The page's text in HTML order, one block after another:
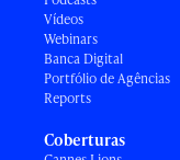
Vídeos
Webinars
Banca Digital
Portfólio de Agências
Reports
Coberturas